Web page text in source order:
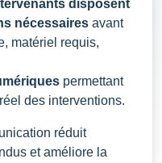
disposent
nécessaires avant
matériel requis,
permettant
des interventions.
réduit
et améliore la